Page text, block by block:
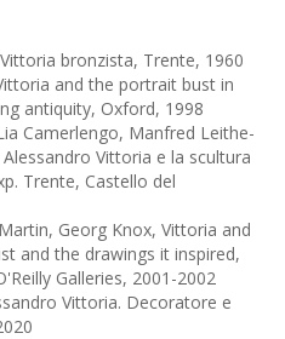
bronzista, Trente, 1960
and the portrait bust in
antiquity, Oxford, 1998
Camerlengo, Manfred Leithe-
Vittoria e la scultura
Trente, Castello del
Georg Knox, Vittoria and
and the drawings it inspired,
Galleries, 2001-2002
Vittoria. Decoratore e